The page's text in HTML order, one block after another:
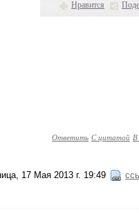
Нравится
Ответить С цитатой В
17 Мая 2013 г. 19:49